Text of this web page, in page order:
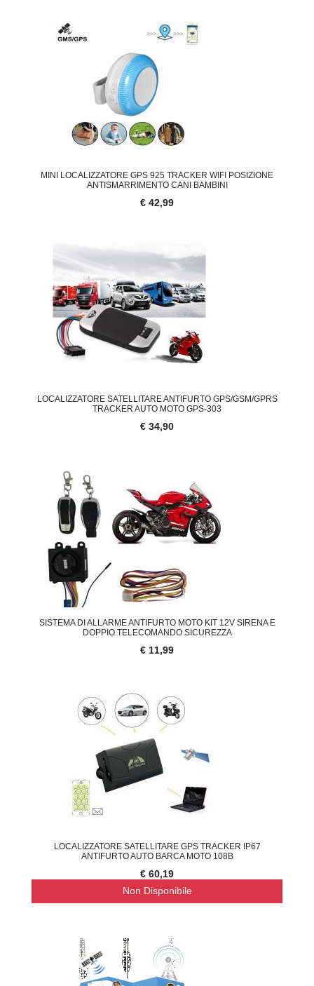
MINI LOCALIZZATORE GPS 925 TRACKER WIFI POSIZIONE
ANTISMARRIMENTO CANI BAMBINI
€ 42,99
LOCALIZZATORE SATELLITARE ANTIFURTO GPS/GSM/GPRS
TRACKER AUTO MOTO GPS-303
€ 34,90
SISTEMA DI ALLARME ANTIFURTO MOTO KIT 12V SIRENA E
DOPPIO TELECOMANDO SICUREZZA
€ 11,99
LOCALIZZATORE SATELLITARE GPS TRACKER IP67
ANTIFURTO AUTO BARCA MOTO 108B
€ 60,19
Non Disponibile